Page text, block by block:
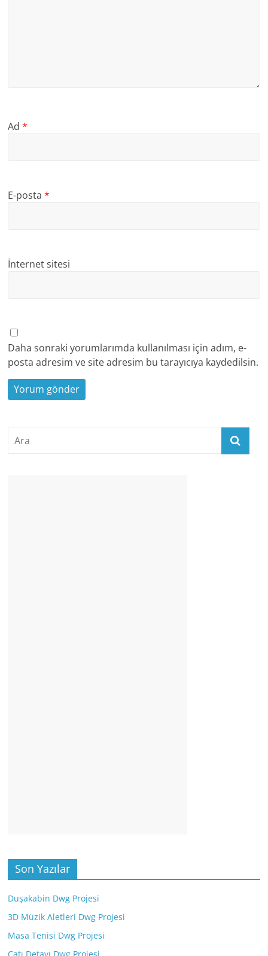
Ad*
E-posta*
İnternet sitesi
Daha sonraki yorumlarımda kullanılması için adım, e-
posta adresim ve site adresim bu tarayıcıya kaydedilsin.
Son Yazılar
Duşakabin Dwg Projesi
3D Müzik Aletleri Dwg Projesi
Masa Tenisi Dwg Projesi